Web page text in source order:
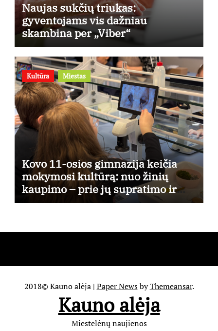
Naujas sukčių triukas:
gyventojams vis dažniau
skambina per „Viber“
Kultūra Miestas
Kovo 11-osios gimnazija keičia
mokymosi kultūrą: nuo žinių
kaupimo – prie jų supratimo ir
taikymo
2018© Kauno alėja | Paper NewsbyThemeansar.
Kauno alėja
Miestelėnų naujienos